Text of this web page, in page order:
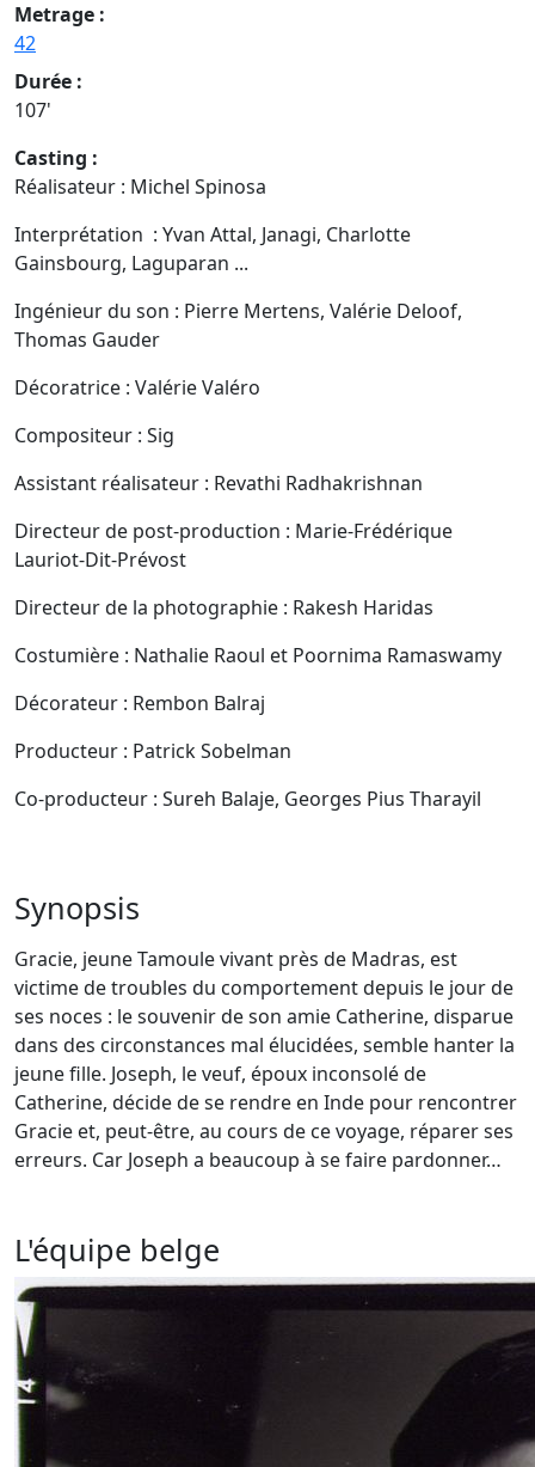
Metrage :
42
Durée :
107'
Casting :
Réalisateur : Michel Spinosa
Interprétation : Yvan Attal, Janagi, Charlotte
Gainsbourg, Laguparan ...
Ingénieur du son : Pierre Mertens, Valérie Deloof,
Thomas Gauder
Décoratrice : Valérie Valéro
Compositeur : Sig
Assistant réalisateur : Revathi Radhakrishnan
Directeur de post-production : Marie-Frédérique
Lauriot-Dit-Prévost
Directeur de la photographie : Rakesh Haridas
Costumière : Nathalie Raoul et Poornima Ramaswamy
Décorateur : Rembon Balraj
Producteur : Patrick Sobelman
Co-producteur : Sureh Balaje, Georges Pius Tharayil
Synopsis
Gracie, jeune Tamoule vivant près de Madras, est
victime de troubles du comportement depuis le jour de
ses noces : le souvenir de son amie Catherine, disparue
dans des circonstances mal élucidées, semble hanter la
jeune fille. Joseph, le veuf, époux inconsolé de
Catherine, décide de se rendre en Inde pour rencontrer
Gracie et, peut-être, au cours de ce voyage, réparer ses
erreurs. Car Joseph a beaucoup à se faire pardonner…
L'équipe belge